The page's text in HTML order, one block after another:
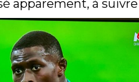
apparement, à suivre